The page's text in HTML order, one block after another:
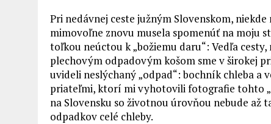
Pri nedávnej ceste južným Slovenskom,
mimovoľne znovu musela spomenúť na moju
toľkou neúctou k „božiemu daru“: Vedľa
plechovým odpadovým košom sme v širokej
uvideli neslýchaný „odpad“: bochník chleba a
priateľmi, ktorí mi vyhotovili fotografie tohto
na Slovensku so životnou úrovňou nebude až
odpadkov celé chleby.